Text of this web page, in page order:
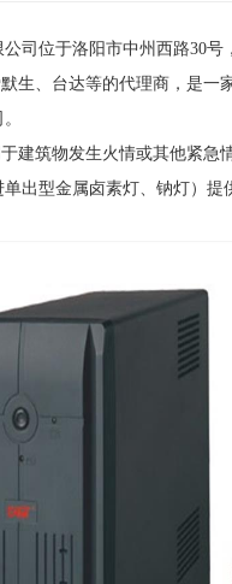
司位于洛阳市中州西路30号
生、台达等的代理商，是一
建筑物发生火情或其他紧急
出型金属卤素灯、钠灯）提